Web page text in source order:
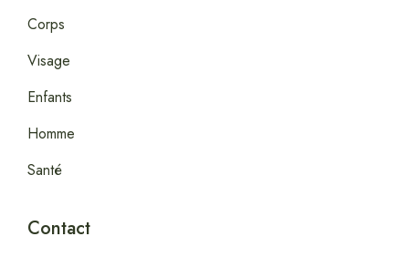
Corps
Visage
Enfants
Homme
Santé
Contact